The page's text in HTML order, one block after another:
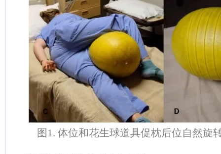
图1. 体位和花生球道具促枕后位自然旋